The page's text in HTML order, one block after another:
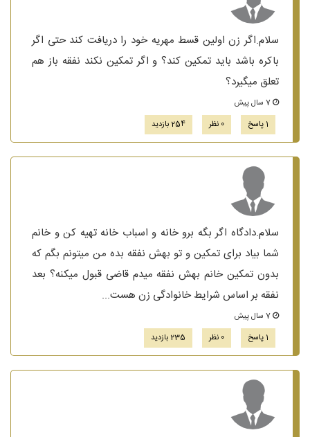
سلام.اگر زن اولین قسط مهریه خود را دریافت کند حتی اگر
باکره باشد باید تمکین کند؟ و اگر تمکین نکند نفقه باز هم
تعلق میگیرد؟
1 پاسخ
0 نظر 254 بازدید
سلام.دادگاه اگر بگه برو خانه و اسباب خانه تهیه کن و خانم
شما بیاد برای تمکین و تو بهش نفقه بده من میتونم بگم که
بدون تمکین خانم بهش نفقه میدم قاضی قبول میکنه؟ بعد
نفقه بر اساس شرایط خانوادگی زن هست...
1 پاسخ
0 نظر 235 بازدید